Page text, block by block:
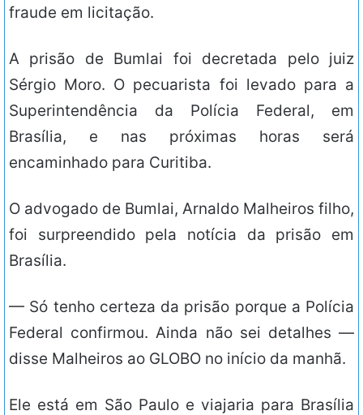
fraude em licitação.
A prisão de Bumlai foi decretada pelo juiz
Sérgio Moro. O pecuarista foi levado para a
Superintendência da Polícia Federal, em
Brasília, e nas próximas horas será
encaminhado para Curitiba.
O advogado de Bumlai, Arnaldo Malheiros filho,
foi surpreendido pela notícia da prisão em
Brasília.
— Só tenho certeza da prisão porque a Polícia
Federal confirmou. Ainda não sei detalhes —
disse Malheiros ao GLOBO no início da manhã.
Ele está em São Paulo e viajaria para Brasília